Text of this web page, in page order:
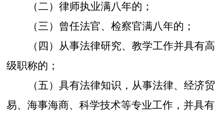
（二）律师执业满八年的；
（三）曾任法官、检察官满八年的；
（四）从事法律研究、教学工作并具有高
级职称的；
（五）具有法律知识，从事法律、经济贸
易、海事海商、科学技术等专业工作，并具有